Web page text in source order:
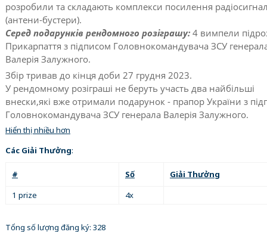
розробили та складають комплекси посилення
(антени-бустери).
Серед подарунків рендомного розіграшу: 4 вимпели
Прикарпаття з підписом Головнокомандувача ЗСУ
Валерія Залужного.
Збір тривав до кінця доби 27 грудня 2023.
У рендомному розіграші не беруть участь два найбільші
внески,які вже отримали подарунок - прапор України з
Головнокомандувача ЗСУ генерала Валерія Залужного.
Hiển thị nhiều hơn
Các Giải Thưởng:
# Số
Giải Thưởng
1 prize
4x
Tổng số lượng đăng ký: 328